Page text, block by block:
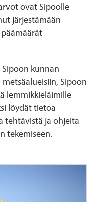
ovat Sipoolle
järjestämään
Sipoon kunnan
Sipoon
lemmikkieläimille
löydät tietoa
tehtävistä ja ohjeita
tekemiseen.